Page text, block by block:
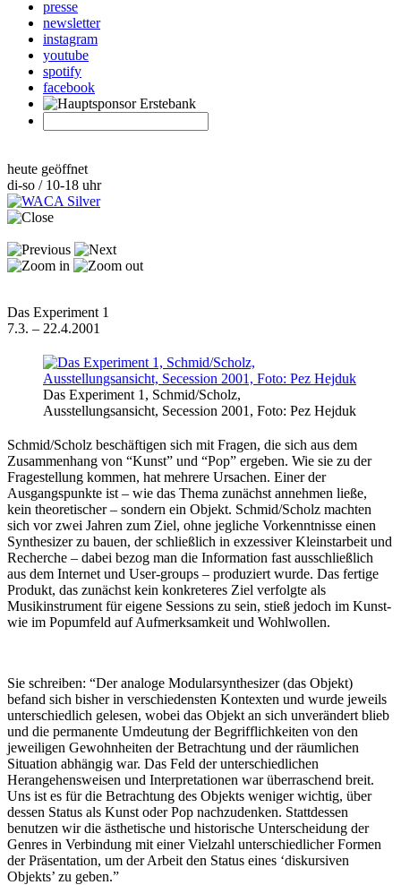
presse
newsletter
instagram
youtube
spotify
facebook
heute geöffnet
di-so / 10-18 uhr
Das Experiment 1
7.3. – 22.4.2001
Das Experiment 1, Schmid/Scholz,
Ausstellungsansicht, Secession 2001, Foto: Pez Hejduk
Schmid/Scholz beschäftigen sich mit Fragen, die sich aus dem
Zusammenhang von “Kunst” und “Pop” ergeben. Wie sie zu der
Fragestellung kommen, hat mehrere Ursachen. Einer der
Ausgangspunkte ist – wie das Thema zunächst annehmen ließe,
kein theoretischer – sondern ein Objekt. Schmid/Scholz machten
sich vor zwei Jahren zum Ziel, ohne jegliche Vorkenntnisse einen
Synthesizer zu bauen, der schließlich in exzessiver Kleinstarbeit und
Recherche – dabei bezog man die Information fast ausschließlich
aus dem Internet und User-groups – produziert wurde. Das fertige
Produkt, das zunächst kein konkreteres Ziel verfolgte als
Musikinstrument für eigene Sessions zu sein, stieß jedoch im Kunst-
wie im Popumfeld auf Aufmerksamkeit und Wohlwollen.
Sie schreiben: “Der analoge Modularsynthesizer (das Objekt)
befand sich bisher in verschiedensten Kontexten und wurde jeweils
unterschiedlich gelesen, wobei das Objekt an sich unverändert blieb
und die permanente Umdeutung der Begrifflichkeiten von den
jeweiligen Gewohnheiten der Betrachtung und der räumlichen
Situation abhängig war. Das Feld der unterschiedlichen
Herangehensweisen und Interpretationen war überraschend breit.
Uns ist es für die Betrachtung des Objekts weniger wichtig, über
dessen Status als Kunst oder Pop nachzudenken. Stattdessen
benutzen wir die ästhetische und historische Unterscheidung der
Genres in Verbindung mit einer Vielzahl unterschiedlicher Formen
der Präsentation, um der Arbeit den Status eines ‘diskursiven
Objekts’ zu geben.”